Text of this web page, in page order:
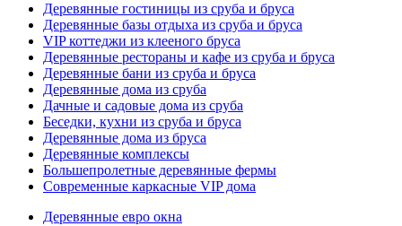
Деревянные гостиницы из сруба и бруса
Деревянные базы отдыха из сруба и бруса
VIP коттеджи из клееного бруса
Деревянные рестораны и кафе из сруба и бруса
Деревянные бани из сруба и бруса
Деревянные дома из сруба
Дачные и садовые дома из сруба
Беседки, кухни из сруба и бруса
Деревянные дома из бруса
Деревянные комплексы
Большепролетные деревянные фермы
Современные каркасные VIP дома
Деревянные евро окна